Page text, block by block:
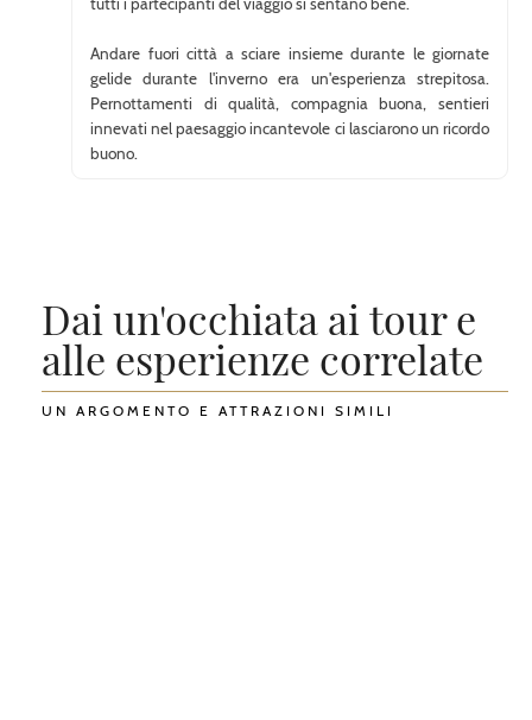
tutti i partecipanti del viaggio si sentano bene.
Andare fuori città a sciare insieme durante le giornate
gelide durante l'inverno era un'esperienza strepitosa.
Pernottamenti di qualità, compagnia buona, sentieri
innevati nel paesaggio incantevole ci lasciarono un ricordo
buono.
Dai un'occhiata ai tour e
alle esperienze correlate
UN ARGOMENTO E ATTRAZIONI SIMILI